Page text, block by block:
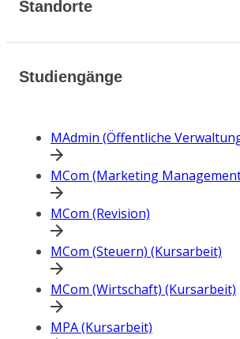
Standorte
Studiengänge
MAdmin (Öffentliche
MCom (Marketing
MCom (Revision)
MCom (Steuern) (Kursarbeit)
MCom (Wirtschaft) (Kursarbeit)
MPA (Kursarbeit)